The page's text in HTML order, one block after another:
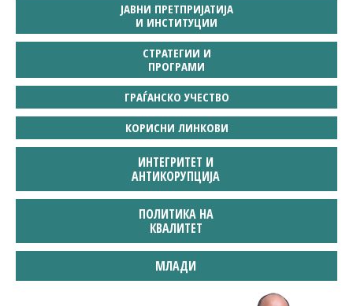
ЈАВНИ ПРЕТПРИЈАТИЈА
И ИНСТИТУЦИИ
СТРАТЕГИИ И
ПРОГРАМИ
ГРАЃАНСКО УЧЕСТВО
КОРИСНИ ЛИНКОВИ
ИНТЕГРИТЕТ И
АНТИКОРУПЦИЈА
ПОЛИТИКА НА
КВАЛИТЕТ
MЛАДИ